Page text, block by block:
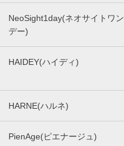
NeoSight1day(ネオサイトワン
デー)
HAIDEY(ハイディ)
HARNE(ハルネ)
PienAge(ピエナージュ)